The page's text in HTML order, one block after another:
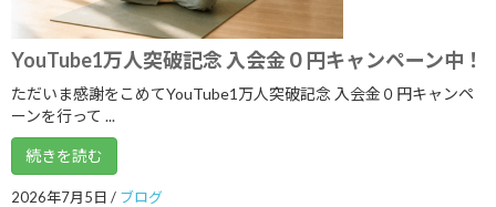
2023年12月
2023年11月
2023年10月
2023年9月
2023年8月
YouTube1万人突破記念 入会金０円キャンペーン中！
ただいま感謝をこめてYouTube1万人突破記念 入会金０円キャンペ
ーンを行って ...
続きを読む
2026年7月5日 / ブログ